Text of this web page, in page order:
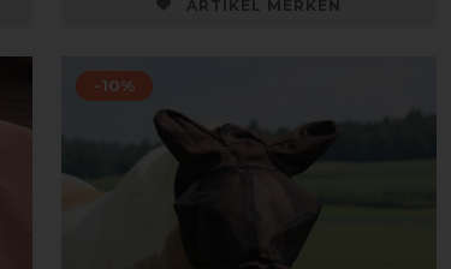
ARTIKEL MERKEN
-10%